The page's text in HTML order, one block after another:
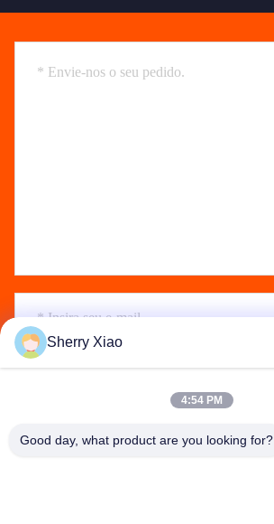
Sherry Xiao
4:54 PM
Good day, what product are you looking for?